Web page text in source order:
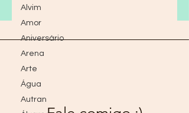
Alvim
Amor
Aniversário
Arena
Arte
Água
Autran